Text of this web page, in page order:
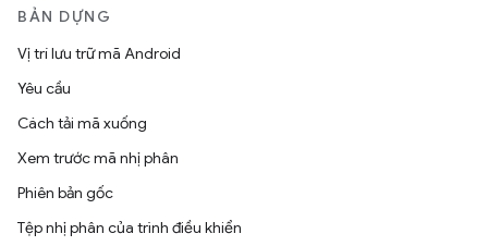
BẢN DỰNG
Vị trí lưu trữ mã Android
Yêu cầu
Cách tải mã xuống
Xem trước mã nhị phân
Phiên bản gốc
Tệp nhị phân của trình điều khiển